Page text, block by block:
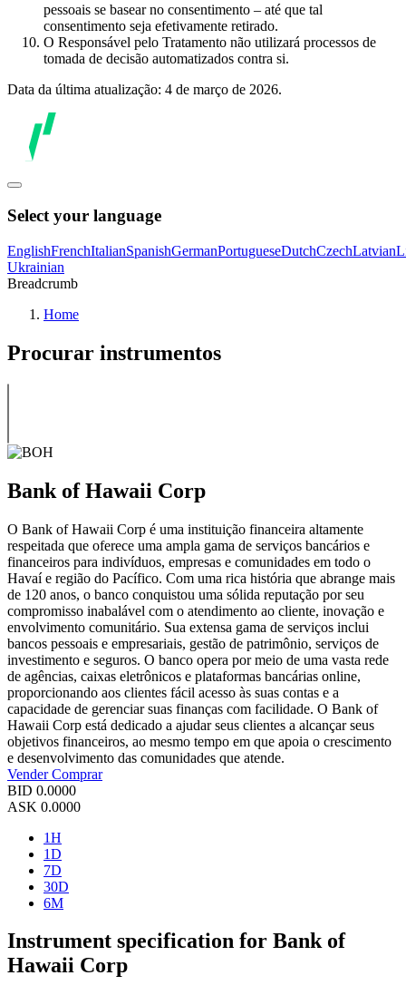
pessoais se basear no consentimento – até que tal
consentimento seja efetivamente retirado.
O Responsável pelo Tratamento não utilizará processos de
tomada de decisão automatizados contra si.
Data da última atualização: 4 de março de 2026.
Select your language
EnglishFrenchItalianSpanishGermanPortugueseDutchCzechLatvian
Ukrainian
Breadcrumb
Home
Procurar instrumentos
Bank of Hawaii Corp
O Bank of Hawaii Corp é uma instituição financeira altamente
respeitada que oferece uma ampla gama de serviços bancários e
financeiros para indivíduos, empresas e comunidades em todo o
Havaí e região do Pacífico. Com uma rica história que abrange mais
de 120 anos, o banco conquistou uma sólida reputação por seu
compromisso inabalável com o atendimento ao cliente, inovação e
envolvimento comunitário. Sua extensa gama de serviços inclui
bancos pessoais e empresariais, gestão de patrimônio, serviços de
investimento e seguros. O banco opera por meio de uma vasta rede
de agências, caixas eletrônicos e plataformas bancárias online,
proporcionando aos clientes fácil acesso às suas contas e a
capacidade de gerenciar suas finanças com facilidade. O Bank of
Hawaii Corp está dedicado a ajudar seus clientes a alcançar seus
objetivos financeiros, ao mesmo tempo em que apoia o crescimento
e desenvolvimento das comunidades que atende.
VenderComprar
BID 0.0000
ASK 0.0000
1H
1D
7D
30D
6M
Instrument specification for Bank of
Hawaii Corp